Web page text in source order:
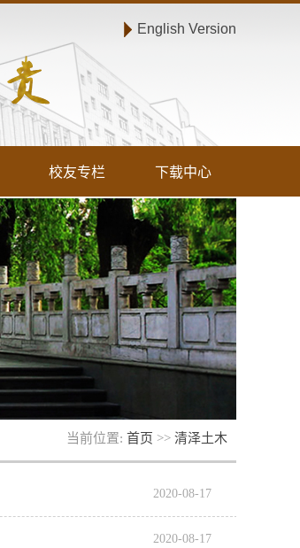
English Version
校友专栏 下载中心
当前位置: 首页 >> 清泽土木
2020-08-17
2020-08-17